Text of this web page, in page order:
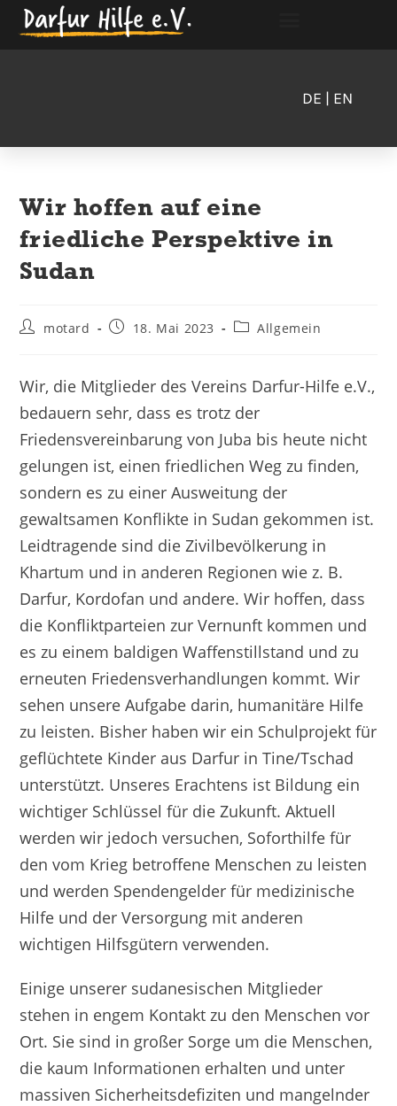
DE | EN
Wir hoffen auf eine
friedliche Perspektive in
Sudan
motard 18. Mai 2023 Allgemein
Wir, die Mitglieder des Vereins Darfur-Hilfe e.V.,
bedauern sehr, dass es trotz der
Friedensvereinbarung von Juba bis heute nicht
gelungen ist, einen friedlichen Weg zu finden,
sondern es zu einer Ausweitung der
gewaltsamen Konflikte in Sudan gekommen ist.
Leidtragende sind die Zivilbevölkerung in
Khartum und in anderen Regionen wie z. B.
Darfur, Kordofan und andere. Wir hoffen, dass
die Konfliktparteien zur Vernunft kommen und
es zu einem baldigen Waffenstillstand und zu
erneuten Friedensverhandlungen kommt. Wir
sehen unsere Aufgabe darin, humanitäre Hilfe
zu leisten. Bisher haben wir ein Schulprojekt für
geflüchtete Kinder aus Darfur in Tine/Tschad
unterstützt. Unseres Erachtens ist Bildung ein
wichtiger Schlüssel für die Zukunft. Aktuell
werden wir jedoch versuchen, Soforthilfe für
den vom Krieg betroffene Menschen zu leisten
und werden Spendengelder für medizinische
Hilfe und der Versorgung mit anderen
wichtigen Hilfsgütern verwenden.
Einige unserer sudanesischen Mitglieder
stehen in engem Kontakt zu den Menschen vor
Ort. Sie sind in großer Sorge um die Menschen,
die kaum Informationen erhalten und unter
massiven Sicherheitsdefiziten und mangelnder